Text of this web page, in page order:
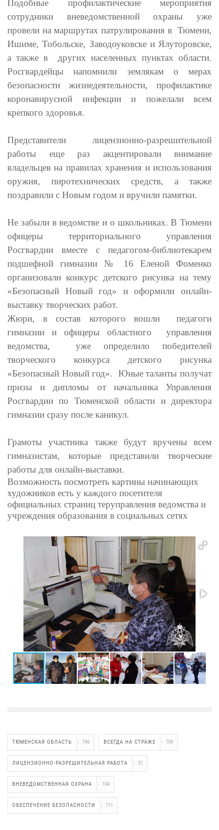
Подобные профилактические мероприятия
сотрудники вневедомственной охраны уже
провели на маршрутах патрулирования в Тюмени,
Ишиме, Тобольске, Заводоуковске и Ялуторовске,
а также в других населенных пунктах области.
Росгвардейцы напомнили землякам о мерах
безопасности жизнедеятельности, профилактике
коронавирусной инфекции и пожелали всем
крепкого здоровья.
Представители лицензионно-разрешительной
работы еще раз акцентировали внимание
владельцев на правилах хранения и использования
оружия, пиротехнических средств, а также
поздравили с Новым годом и вручили памятки.
Не забыли в ведомстве и о школьниках. В Тюмени
офицеры территориального управления
Росгвардии вместе с педагогом-библиотекарем
подшефной гимназии № 16 Еленой Фоменко
организовали конкурс детского рисунка на тему
«Безопасный Новый год» и оформили онлайн-
выставку творческих работ.
Жюри, в состав которого вошли педагоги
гимназии и офицеры областного управления
ведомства, уже определило победителей
творческого конкурса детского рисунка
«Безопасный Новый год». Юные таланты получат
призы и дипломы от начальника Управления
Росгвардии по Тюменской области и директора
гимназии сразу после каникул.
Грамоты участника также будут вручены всем
гимназистам, которые представили творческие
работы для онлайн-выставки.
Возможность посмотреть картины начинающих
художников есть у каждого посетителя
официальных страниц теруправления ведомства и
учреждения образования в социальных сетях
ТЮМЕНСКАЯ ОБЛАСТЬ 749 ВСЕГДА НА СТРАЖЕ 709
ЛИЦЕНЗИОННО-РАЗРЕШИТЕЛЬНАЯ РАБОТА 31
ВНЕВЕДОМСТВЕННАЯ ОХРАНА 194
ОБЕСПЕЧЕНИЕ БЕЗОПАСНОСТИ 711